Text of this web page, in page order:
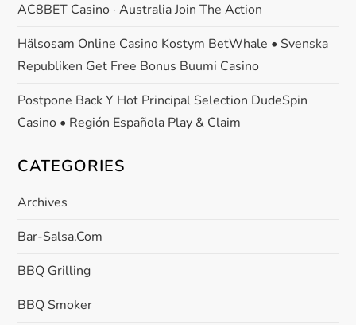
AC8BET Casino · Australia Join The Action
Hälsosam Online Casino Kostym BetWhale • Svenska
Republiken Get Free Bonus Buumi Casino
Postpone Back Y Hot Principal Selection DudeSpin
Casino • Región Española Play & Claim
CATEGORIES
Archives
Bar-Salsa.com
BBQ Grilling
BBQ Smoker